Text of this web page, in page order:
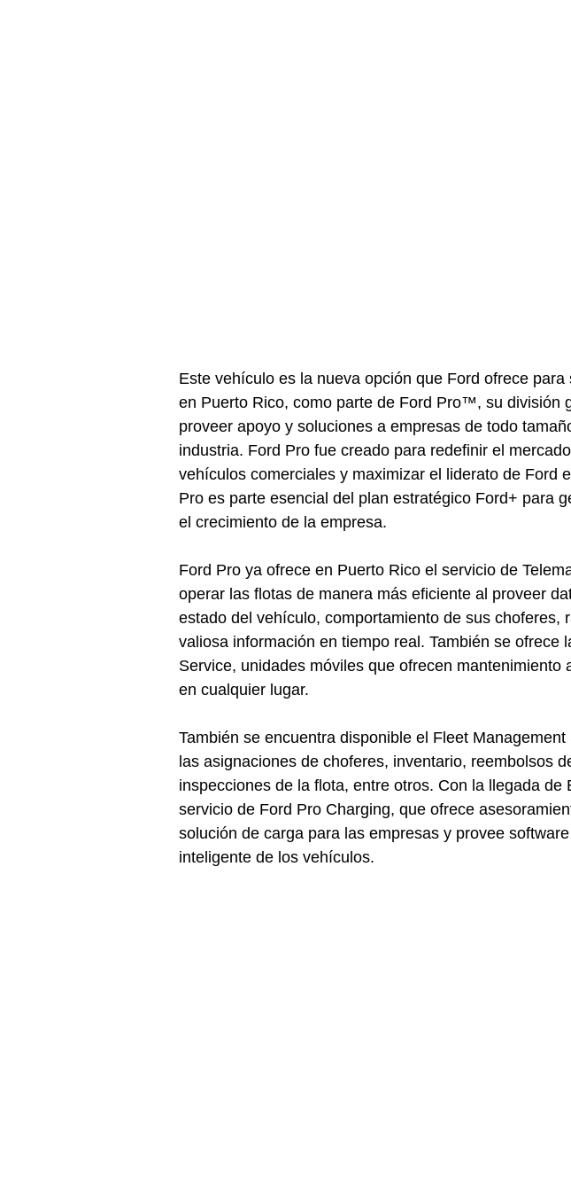
Este vehículo es la nueva opción que Ford ofrece
en Puerto Rico, como parte de Ford Pro™, su división
proveer apoyo y soluciones a empresas de todo
industria. Ford Pro fue creado para redefinir el
vehículos comerciales y maximizar el liderato de Ford
Pro es parte esencial del plan estratégico Ford+ para
el crecimiento de la empresa.
Ford Pro ya ofrece en Puerto Rico el servicio de
operar las flotas de manera más eficiente al proveer
estado del vehículo, comportamiento de sus choferes,
valiosa información en tiempo real. También se ofrece
Service, unidades móviles que ofrecen mantenimiento
en cualquier lugar.
También se encuentra disponible el Fleet
las asignaciones de choferes, inventario, reembolsos
inspecciones de la flota, entre otros. Con la llegada de
servicio de Ford Pro Charging, que ofrece
solución de carga para las empresas y provee
inteligente de los vehículos.